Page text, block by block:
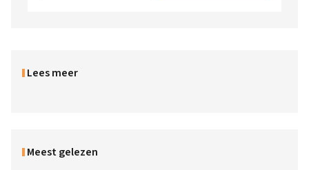
Lees meer
Meest gelezen